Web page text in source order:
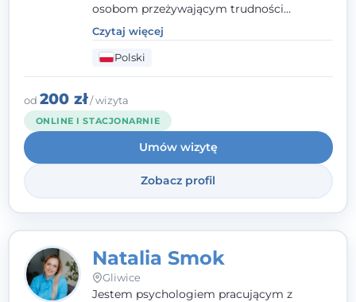
osobom przeżywającym trudności
emocjonalne, relacyjne albo znajdującym
się w kryzysie. Liczy się dla mnie
autentyczna, oparta na zaufaniu relacja
oraz przestrzeń, w której każdy poczuje się
wysłuchany i potraktowany z szacunkiem.
Czytaj więcej
Polski
od 200 zł/ wizyta
ONLINE I STACJONARNIE
Umów wizytę
Zobacz profil
Natalia Smok
Gliwice
Jestem psychologiem pracującym z